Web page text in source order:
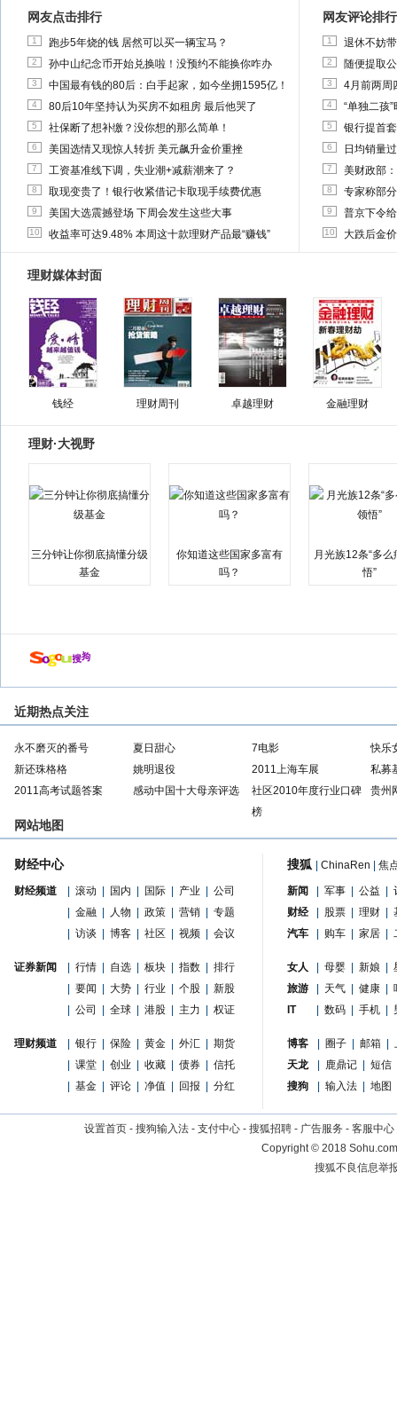
网友点击排行
1 跑步5年烧的钱 居然可以买一辆宝马？
2 孙中山纪念币开始兑换啦！没预约不能换你咋办
3 中国最有钱的80后：白手起家，如今坐拥1595亿！
4 80后10年坚持认为买房不如租房 最后他哭了
5 社保断了想补缴？没你想的那么简单！
6 美国选情又现惊人转折 美元飙升金价重挫
7 工资基准线下调，失业潮+减薪潮来了？
8 取现变贵了！银行收紧借记卡取现手续费优惠
9 美国大选震撼登场 下周会发生这些大事
10 收益率可达9.48% 本周这十款理财产品最“赚钱”
网友评论排行
1 退休不妨
2 随便提取
3 4月前两周
4 “单独二孩
5 银行提首
6 日均销量
7 美财政部
8 专家称部
9 普京下令
10 大跌后金
理财媒体封面
钱经 理财周刊 卓越理财 金融理财
理财·大视野
三分钟让你彻底搞懂分级
基金
你知道这些国家多富有
吗？
月光族12条“多么
悟”
近期热点关注
永不磨灭的番号 夏日甜心 7电影
快乐
新还珠格格
姚明退役 2011上海车展
私募
2011高考试题答案
感动中国十大母亲评选
社区2010年度行业口碑
榜
贵州
网站地图
财经中心
财经频道 滚动 国内 国际 产业
公司
金融 人物 政策 营销
专题
访谈 博客 社区 视频 会议
证券新闻 行情 自选 板块 指数
排行
要闻 大势 行业 个股
新股
公司 全球 港股 主力 权证
理财频道 银行 保险 黄金 外汇
期货
课堂 创业 收藏 债券
信托
基金 评论 净值 回报 分红
搜狐 ChinaRen 焦
新闻 军事 公益
财经
股票 理财
汽车
购车 家居
女人 母婴 新娘
旅游
天气 健康
IT
数码 手机
博客 圈子 邮箱
天龙
鹿鼎记
短信
搜狗
输入法 地图
设置首页 - 搜狗输入法 - 支付中心 - 搜狐招聘 - 广告服务 - 客服中心
Copyright©2018
搜狐不良信息举